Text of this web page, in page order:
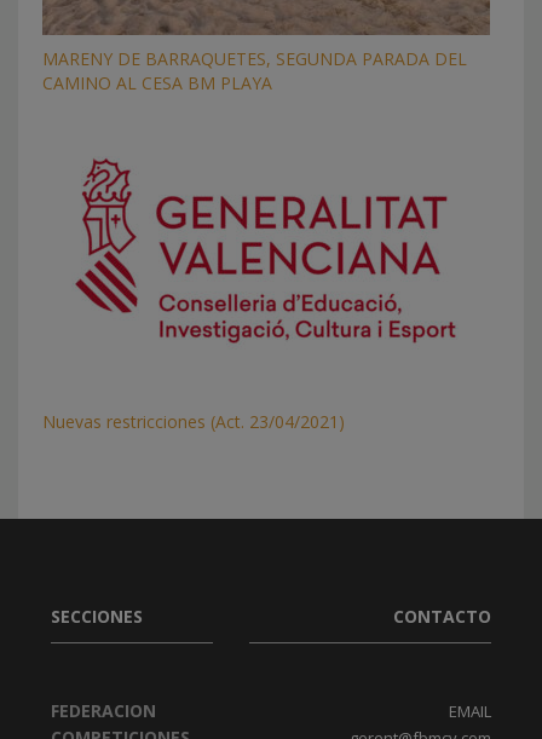
MARENY DE BARRAQUETES, SEGUNDA PARADA DEL
CAMINO AL CESA BM PLAYA
Nuevas restricciones (Act. 23/04/2021)
SECCIONES
FEDERACION
CONTACTO
EMAIL